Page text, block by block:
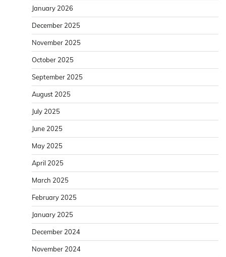
January 2026
December 2025
November 2025
October 2025
September 2025
August 2025
July 2025
June 2025
May 2025
April 2025
March 2025
February 2025
January 2025
December 2024
November 2024